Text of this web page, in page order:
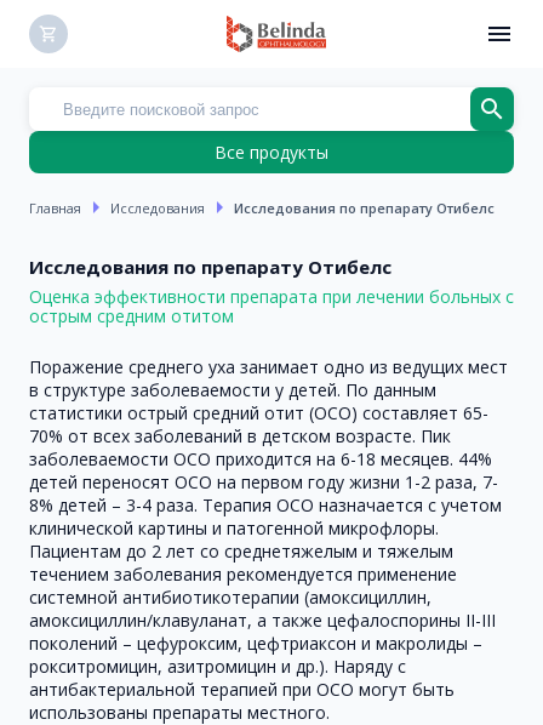
shopping_cart menu
search
Все продукты
Главная arrow_right Исследования arrow_right Исследования по препарату Отибелс
Исследования по препарату Отибелс
Оценка эффективности препарата при лечении больных с
острым средним отитом
Поражение среднего уха занимает одно из ведущих мест
в структуре заболеваемости у детей. По данным
статистики острый средний отит (ОСО) составляет 65-
70% от всех заболеваний в детском возрасте. Пик
заболеваемости ОСО приходится на 6-18 месяцев. 44%
детей переносят ОСО на первом году жизни 1-2 раза, 7-
8% детей – 3-4 раза. Терапия ОСО назначается с учетом
клинической картины и патогенной микрофлоры.
Пациентам до 2 лет со среднетяжелым и тяжелым
течением заболевания рекомендуется применение
системной антибиотикотерапии (амоксициллин,
амоксициллин/клавуланат, а также цефалоспорины II-III
поколений – цефуроксим, цефтриаксон и макролиды –
рокситромицин, азитромицин и др.). Наряду с
антибактериальной терапией при ОСО могут быть
использованы препараты местного.